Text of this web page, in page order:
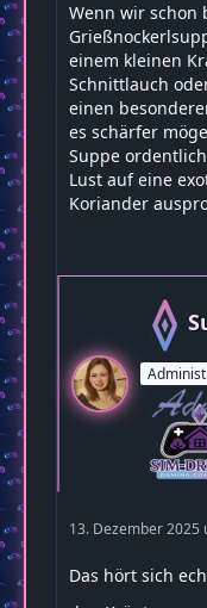
Wenn wir schon
einem kleinen
Schnittlauch
einen
es schärfer
Suppe
Lust auf eine
Koriander
13. Dezember 2025
Das hört sich